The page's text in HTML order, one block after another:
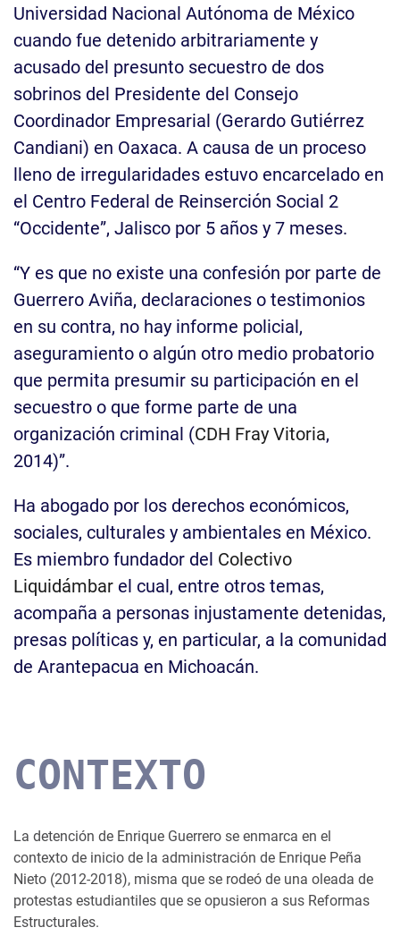
Universidad Nacional Autónoma de México
cuando fue detenido arbitrariamente y
acusado del presunto secuestro de dos
sobrinos del Presidente del Consejo
Coordinador Empresarial (Gerardo Gutiérrez
Candiani) en Oaxaca. A causa de un proceso
lleno de irregularidades estuvo encarcelado en
el Centro Federal de Reinserción Social 2
“Occidente”, Jalisco por 5 años y 7 meses.
“Y es que no existe una confesión por parte de
Guerrero Aviña, declaraciones o testimonios
en su contra, no hay informe policial,
aseguramiento o algún otro medio probatorio
que permita presumir su participación en el
secuestro o que forme parte de una
organización criminal (CDH Fray Vitoria,
2014)”.
Ha abogado por los derechos económicos,
sociales, culturales y ambientales en México.
Es miembro fundador del Colectivo
Liquidámbar el cual, entre otros temas,
acompaña a personas injustamente detenidas,
presas políticas y, en particular, a la comunidad
de Arantepacua en Michoacán.
CONTEXTO
La detención de Enrique Guerrero se enmarca en el
contexto de inicio de la administración de Enrique Peña
Nieto (2012-2018), misma que se rodeó de una oleada de
protestas estudiantiles que se opusieron a sus Reformas
Estructurales.